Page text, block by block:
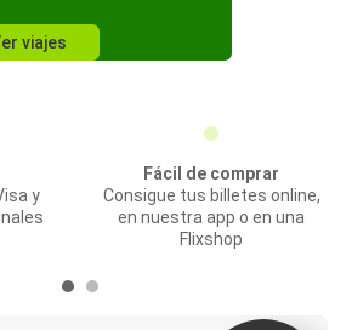
viajes
y
Fácil de comprar
Consigue tus billetes online,
en nuestra app o en una
Flixshop